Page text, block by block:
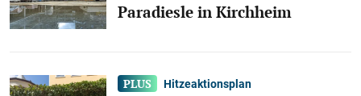
Paradiesle in Kirchheim
Hitzeaktionsplan